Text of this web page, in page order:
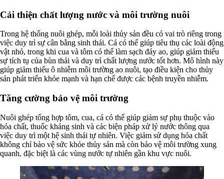
Cải thiện chất lượng nước và môi trường nuôi
Trong hệ thống nuôi ghép, mỗi loài thủy sản đều có vai trò riêng trong
việc duy trì sự cân bằng sinh thái. Cá có thể giúp tiêu thụ các loài động
vật nhỏ, trong khi cua và tôm có thể làm sạch đáy ao, giúp giảm thiểu
sự tích tụ của bùn thải và duy trì chất lượng nước tốt hơn. Mô hình này
giúp giảm thiểu ô nhiễm môi trường ao nuôi, tạo điều kiện cho thủy
sản phát triển khỏe mạnh và hạn chế được các bệnh truyền nhiễm.
Tăng cường bảo vệ môi trường
Nuôi ghép tổng hợp tôm, cua, cá có thể giúp giảm sự phụ thuộc vào
hóa chất, thuốc kháng sinh và các biện pháp xử lý nước thông qua
việc duy trì một hệ sinh thái tự nhiên. Việc giảm sử dụng hóa chất
không chỉ bảo vệ sức khỏe thủy sản mà còn bảo vệ môi trường xung
quanh, đặc biệt là các vùng nước tự nhiên gần khu vực nuôi.